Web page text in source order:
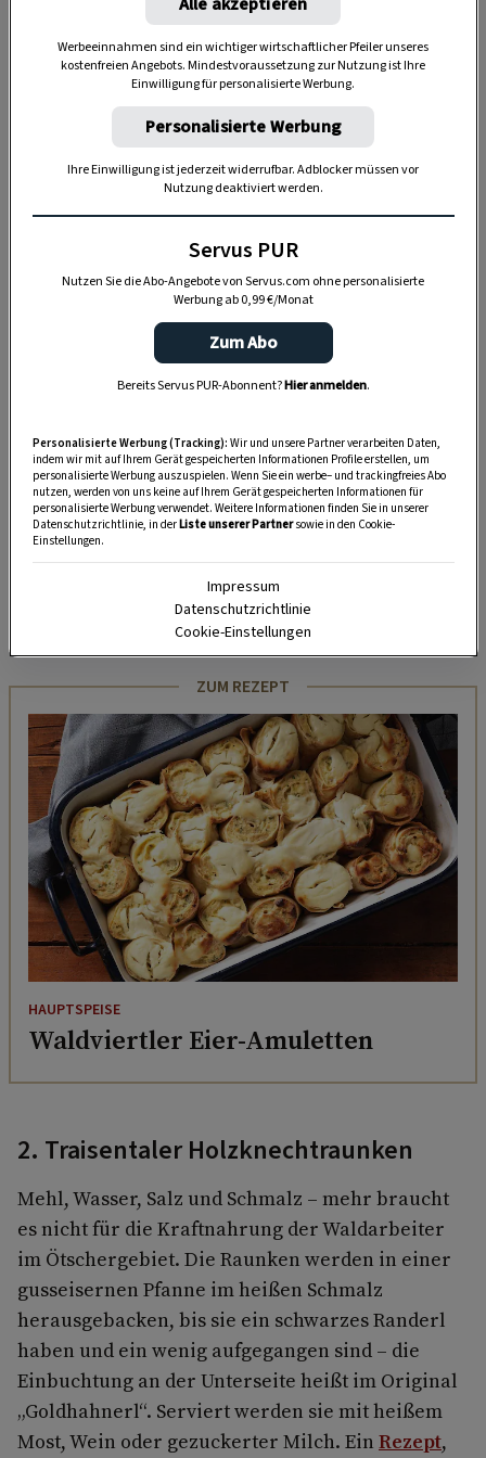
oben goldbraun sind. Ein Rezept, das man so
kaum noch irgendwo findet.
„Servus Garten“ auf WhatsApp
Nutzen Sie WhatsApp auf Ihrem Handy und lieben es, auf
dem Balkon, der Terrasse oder im Garten zu werkeln? In
unserem kostenlosen WhatsApp-Kanal finden Sie täglich
Tipps und Tricks für Garten, Terrasse, Balkon- und
Zimmerpflanzen.
HIER MEHR ERFAHREN
ZUM REZEPT
HAUPTSPEISE
Waldviertler Eier-Amuletten
2. Traisentaler Holzknechtraunken
Mehl, Wasser, Salz und Schmalz – mehr braucht
es nicht für die Kraftnahrung der Waldarbeiter
im Ötschergebiet. Die Raunken werden in einer
gusseisernen Pfanne im heißen Schmalz
herausgebacken, bis sie ein schwarzes Randerl
haben und ein wenig aufgegangen sind – die
Einbuchtung an der Unterseite heißt im Original
„Goldhahnerl“. Serviert werden sie mit heißem
Most, Wein oder gezuckerter Milch. Ein Rezept,
Werbeeinnahmen sind ein wichtiger wirtschaftlicher Pfeiler unseres
kostenfreien Angebots. Mindestvoraussetzung zur Nutzung ist Ihre
Einwilligung für personalisierte Werbung.
Personalisierte Werbung
Ihre Einwilligung ist jederzeit widerrufbar. Adblocker müssen vor
Nutzung deaktiviert werden.
Servus PUR
Nutzen Sie die Abo-Angebote von Servus.com ohne personalisierte
Werbung ab 0,99 €/Monat
Zum Abo
Bereits Servus PUR-Abonnent?Hier anmelden.
Personalisierte Werbung (Tracking): Wir und unsere Partner verarbeiten Daten,
indem wir mit auf Ihrem Gerät gespeicherten Informationen Profile erstellen, um
personalisierte Werbung auszuspielen. Wenn Sie ein werbe– und trackingfreies Abo
nutzen, werden von uns keine auf Ihrem Gerät gespeicherten Informationen für
personalisierte Werbung verwendet. Weitere Informationen finden Sie in unserer
Datenschutzrichtlinie, in derListe unserer Partnersowie in den Cookie-
Einstellungen.
Impressum
Datenschutzrichtlinie
Cookie-Einstellungen